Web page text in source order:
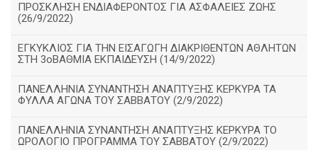
ΠΡΟΣΚΛΗΣΗ ΕΝΔΙΑΦΕΡΟΝΤΟΣ ΓΙΑ ΑΣΦΑΛΕΙΕΣ ΖΩΗΣ
(26/9/2022)
ΕΓΚΥΚΛΙΟΣ ΓΙΑ ΤΗΝ ΕΙΣΑΓΩΓΗ ΔΙΑΚΡΙΘΕΝΤΩΝ ΑΘΛΗΤΩΝ
ΣΤΗ 3οΒΑΘΜΙΑ ΕΚΠΑΙΔΕΥΣΗ (14/9/2022)
ΠΑΝΕΛΛΗΝΙΑ ΣΥΝΑΝΤΗΣΗ ΑΝΑΠΤΥΞΗΣ ΚΕΡΚΥΡΑ ΤΑ
ΦΥΛΛΑ ΑΓΩΝΑ ΤΟΥ ΣΑΒΒΑΤΟΥ (2/9/2022)
ΠΑΝΕΛΛΗΝΙΑ ΣΥΝΑΝΤΗΣΗ ΑΝΑΠΤΥΞΗΣ ΚΕΡΚΥΡΑ ΤΟ
ΩΡΟΛΟΓΙΟ ΠΡΟΓΡΑΜΜΑ ΤΟΥ ΣΑΒΒΑΤΟΥ (2/9/2022)